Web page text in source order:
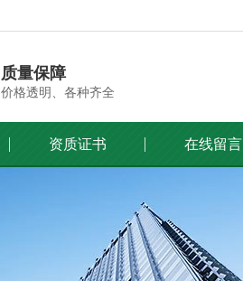
质量保障
价格透明、各种齐全
资质证书 在线留言